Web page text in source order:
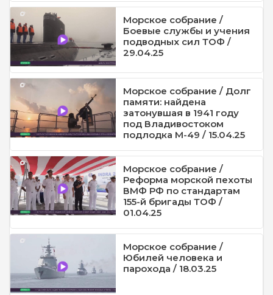
Морское собрание /
Боевые службы и учения
подводных сил ТОФ /
29.04.25
Морское собрание / Долг
памяти: найдена
затонувшая в 1941 году
под Владивостоком
подлодка М-49 / 15.04.25
Морское собрание /
Реформа морской пехоты
ВМФ РФ по стандартам
155-й бригады ТОФ /
01.04.25
Морское собрание /
Юбилей человека и
парохода / 18.03.25